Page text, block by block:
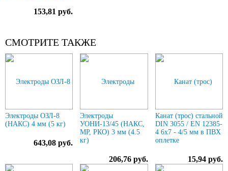
153,81 руб.
СМОТРИТЕ ТАКЖЕ
Электроды ОЗЛ-8
(НАКС) 4 мм (5 кг)
643,08 руб.
Электроды
УОНИ-13/45 (НАКС,
МР, РКО) 3 мм (4.5
кг)
206,76 руб.
Канат (трос) стальной
DIN 3055 / EN 12385-
4 6x7 - 4/5 мм в ПВХ
оплетке
15,94 руб.